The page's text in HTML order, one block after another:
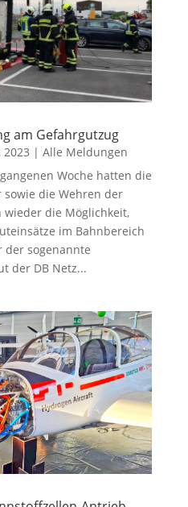
am Gefahrgutzug
2023 | Alle Meldungen
Woche hatten die
die Wehren der
die Möglichkeit,
im Bahnbereich
der sogenannte
der DB Netz...